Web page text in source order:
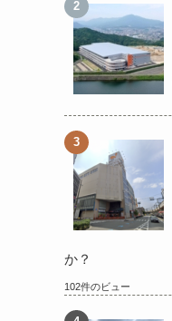
か？
102件のビュー